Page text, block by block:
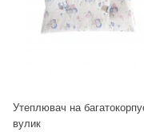
Утеплювач на
вулик